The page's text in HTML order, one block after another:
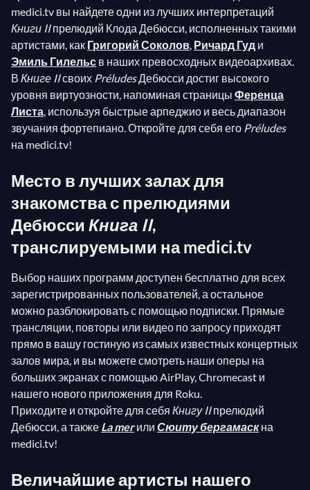
№ 4 или среди нимфы Ондины в № 8, чтобы
закончить великолепным фейерверком в № 12…
Цель Дебюсси, на самом деле, заключалась в том,
чтобы освободить воображение своей публики и,
возможно, самого себя. Как сам Дебюсси заявил о
своих Эстампах: “Если нельзя позволить себе
путешествовать, заменяешь это воображением!”
medici.tv вы найдете одни из лучших интерпретаций
Книги IIпрелюдий Клода Дебюсси, исполненных такими
артистами, как Григорий Соколов, Ричард Гуд и
Эмиль Гилельс в наших превосходных видеоархивах.
В Книге IIсвоих PréludesДебюсси достиг высокого
уровня виртуозности, напоминая страницы Ференца
Листа, используя быстрые арпеджио и весь диапазон
звучания фортепиано. Откройте для себя его Préludes
на medici.tv!
Место в лучших залах для
знакомства с прелюдиями
Дебюсси Книга II,
транслируемыми на medici.tv
Выбор наших программ доступен бесплатно для всех
зарегистрированных пользователей, а остальное
можно разблокировать с помощью подписки. Прямые
трансляции, повторы или видео по запросу приходят
прямо в вашу гостиную из самых известных концертных
залов мира, и вы можете смотреть наши оперы на
больших экранах с помощью AirPlay, Chromecast и
нашего нового приложения для Roku.
Приходите и откройте для себя Книгу IIпрелюдий
Дебюсси, а также La merили Сюиту бергамаскна
medici.tv!
Величайшие артисты нашего